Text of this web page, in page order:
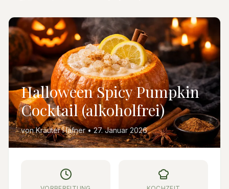
Halloween Spicy Pumpkin
Cocktail (alkoholfrei)
vonKräuter Häfner• 27. Januar 2026